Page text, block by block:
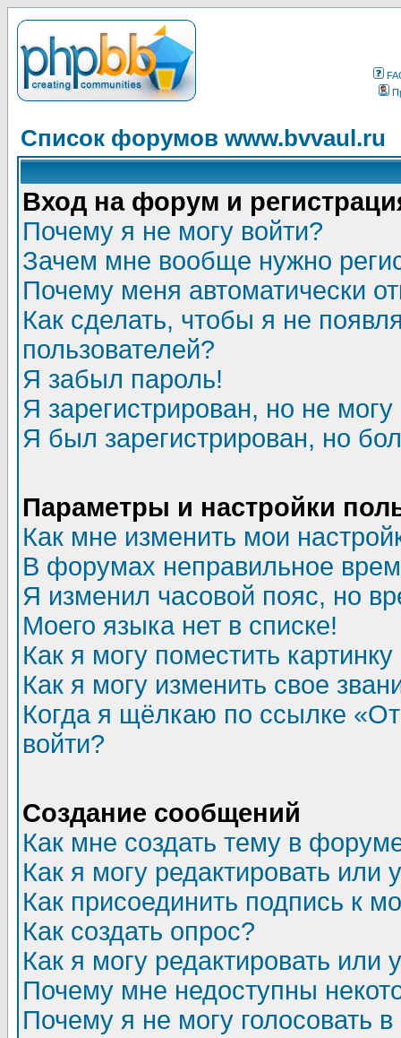
Список форумов www.bvvaul.ru
Вход на форум и
Почему я не могу войти?
Зачем мне вообще нужно
Почему меня автоматически
Как сделать, чтобы я не
пользователей?
Я забыл пароль!
Я зарегистрирован, но не могу
Я был зарегистрирован, но
Параметры и настройки
Как мне изменить мои
В форумах неправильное
Я изменил часовой пояс, но
Моего языка нет в списке!
Как я могу поместить
Как я могу изменить свое
Когда я щёлкаю по ссылке
войти?
Создание сообщений
Как мне создать тему в
Как я могу редактировать или
Как присоединить подпись к
Как создать опрос?
Как я могу редактировать или
Почему мне недоступны
Почему я не могу голосовать